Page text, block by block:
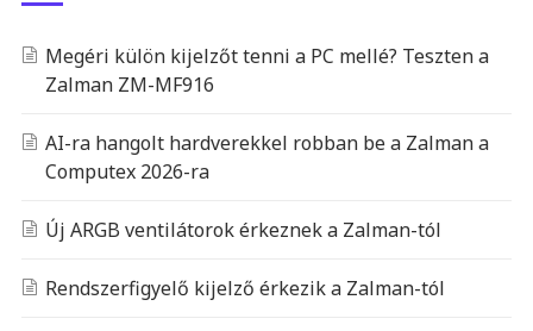
Megéri külön kijelzőt tenni a PC mellé? Teszten a
Zalman ZM-MF916
AI-ra hangolt hardverekkel robban be a Zalman a
Computex 2026-ra
Új ARGB ventilátorok érkeznek a Zalman-tól
Rendszerfigyelő kijelző érkezik a Zalman-tól